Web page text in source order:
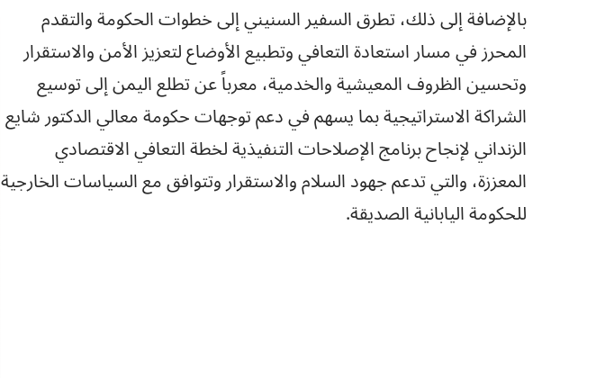
بالإضافة إلى ذلك، تطرق السفير السنيني إلى خطوات الحكومة والتقدم
المحرز في مسار استعادة التعافي وتطبيع الأوضاع لتعزيز الأمن والاستقرار
وتحسين الظروف المعيشية والخدمية، معرباً عن تطلع اليمن إلى توسيع
الشراكة الاستراتيجية بما يسهم في دعم توجهات حكومة معالي الدكتور شايع
الزنداني لإنجاح برنامج الإصلاحات التنفيذية لخطة التعافي الاقتصادي
المعززة، والتي تدعم جهود السلام والاستقرار وتتوافق مع السياسات الخارجية
للحكومة اليابانية الصديقة.